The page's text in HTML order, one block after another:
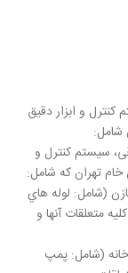
و اﺑﺰار دﻗﯿﻖ
ﺳﯿﺴﺘﻢ ﮐﻨﺘﺮل و
(ﺷﺎﻣﻞ: ﻟﻮﻟﻪ ﻫﺎي
ﻣﺘﻌﻠﻘﺎت آﻧﻬﺎ و
(ﺷﺎﻣﻞ: ﭘﻤﭗ